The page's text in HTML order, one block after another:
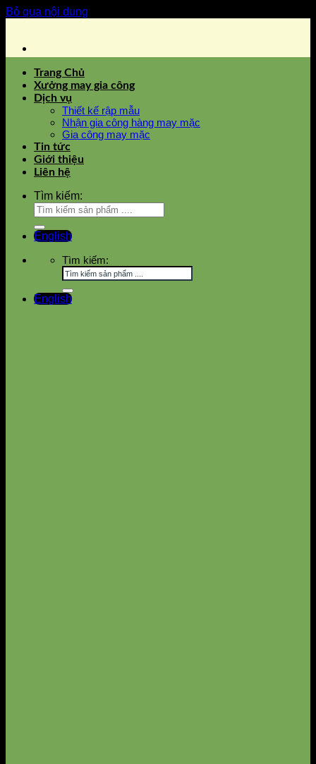
Bỏ qua nội dung
Trang Chủ
Xưởng may gia công
Dịch vụ
Thiết kế rập mẫu
Nhận gia công hàng may mặc
Gia công may mặc
Tin tức
Giới thiệu
Liên hệ
Tìm kiếm:
English
Tìm kiếm:
English